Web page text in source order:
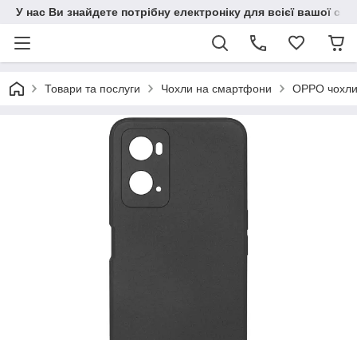
У нас Ви знайдете потрібну електроніку для всієї вашої
Товари та послуги Чохли на смартфони OPPO чохли